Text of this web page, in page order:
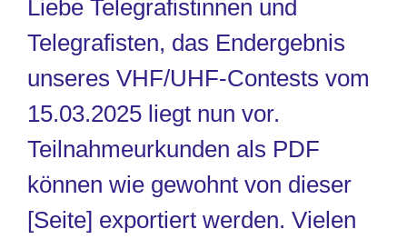
Liebe Telegrafistinnen und
Telegrafisten, das Endergebnis
unseres VHF/UHF-Contests vom
15.03.2025 liegt nun vor.
Teilnahmeurkunden als PDF
können wie gewohnt von dieser
[Seite] exportiert werden. Vielen